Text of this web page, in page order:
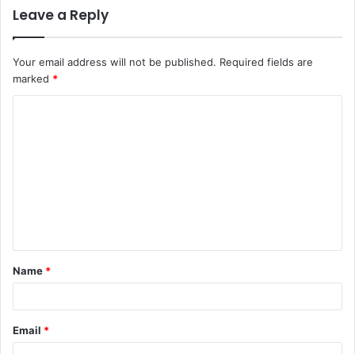
Leave a Reply
Your email address will not be published. Required fields are
marked *
t
*
Name *
Email *